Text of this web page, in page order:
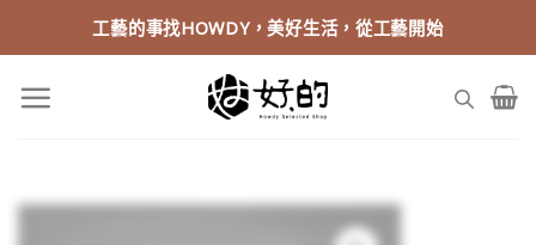
to
content
工藝的事找HOWDY，美好生活，從工藝開始